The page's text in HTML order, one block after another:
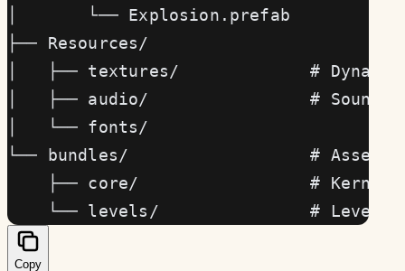
│       └── Explosion.prefab
├── Resources/
│   ├── textures/             #
│   ├── audio/                #
│   └── fonts/
└── bundles/                  # Asset
├── core/                 # Kern-
└── levels/               # Level-
Copy